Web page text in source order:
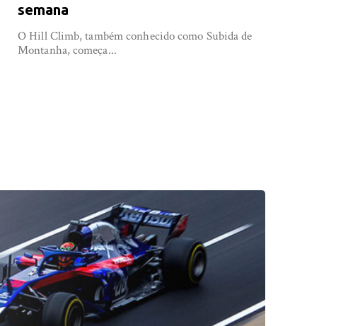
semana
O Hill Climb, também conhecido como Subida de
Montanha, começa...